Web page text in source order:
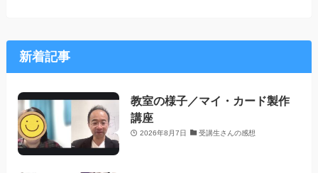
新着記事
教室の様子／マイ・カード製作
講座
2026年8月7日 受講生さんの感想